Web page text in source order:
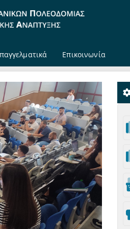
Επικοινωνία